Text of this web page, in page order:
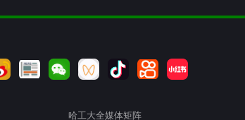
哈工大全媒体矩阵